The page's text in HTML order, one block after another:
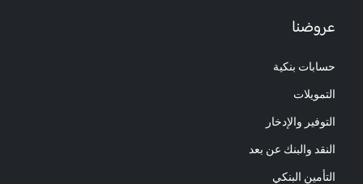
عروضنا
حسابات بنكية
التمويلات
التوفير والإدخار
النقد والبنك عن بعد
التأمين البنكي